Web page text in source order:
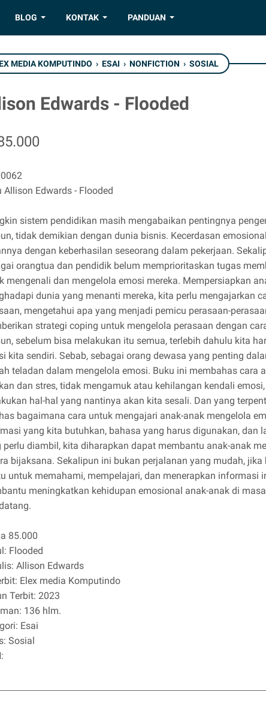
BLOG KONTAK PANDUAN
MEDIA KOMPUTINDO › ESAI › NONFICTION › SOSIAL
Edwards - Flooded
Allison Edwards - Flooded
sistem pendidikan masih mengabaikan pentingnya
tidak demikian dengan dunia bisnis. Kecerdasan
dengan keberhasilan seseorang dalam pekerjaan.
orangtua dan pendidik belum memprioritaskan tugas
mengenali dan mengelola emosi mereka. Mempersiapkan
dunia yang menanti mereka, kita perlu mengajarkan
mengetahui apa yang menjadi pemicu perasaan-
strategi coping untuk mengelola perasaan dengan
sebelum bisa melakukan itu semua, terlebih dahulu kita
kita sendiri. Sebab, sebagai orang dewasa yang penting
teladan dalam mengelola emosi. Buku ini membahas cara
dan stres, tidak mengamuk atau kehilangan kendali
hal-hal yang nantinya akan kita sesali. Dan yang
bagaimana cara untuk mengajari anak-anak mengelola
yang kita butuhkan, bahasa yang harus digunakan, dan
perlu diambil, kita diharapkan dapat membantu anak-anak
bijaksana. Sekalipun ini bukan perjalanan yang mudah,
untuk memahami, mempelajari, dan menerapkan informasi
meningkatkan kehidupan emosional anak-anak di
85.000
Flooded
Allison Edwards
Elex media Komputindo
Terbit: 2023
136 hlm.
Esai
Sosial